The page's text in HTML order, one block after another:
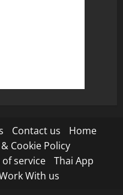
Contact us
Home
Cookie Policy
service
Thai App
With us